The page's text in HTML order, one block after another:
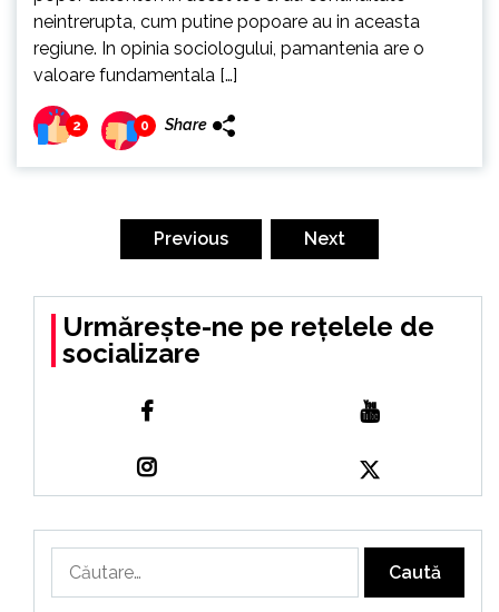
neintrerupta, cum putine popoare au in aceasta
regiune. In opinia sociologului, pamantenia are o
valoare fundamentala […]
2 0 Share
Previous Next
Urmărește-ne pe rețelele de
socializare